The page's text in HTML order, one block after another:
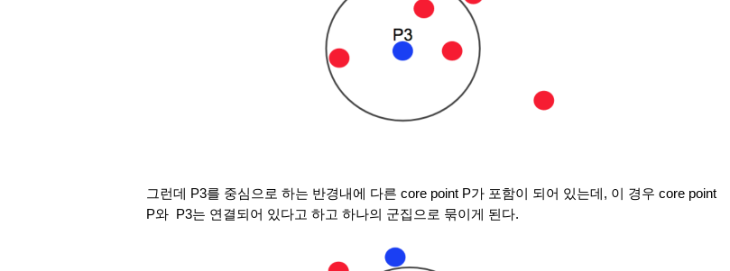
그런데 P3를 중심으로 하는 반경내에 다른 core point P가 포함이 되어 있는데, 이 경우 core point
P와  P3는 연결되어 있다고 하고 하나의 군집으로 묶이게 된다.